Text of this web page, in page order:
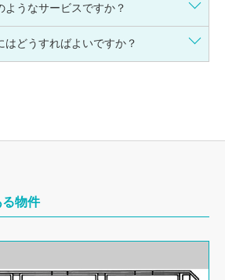
ようなサービスですか？
はどうすればよいですか？
物件